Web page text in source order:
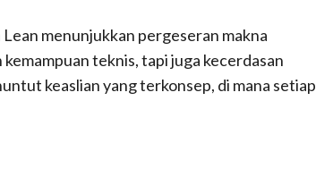
menunjukkan pergeseran makna
teknis, tapi juga kecerdasan
keaslian yang terkonsep, di mana setiap